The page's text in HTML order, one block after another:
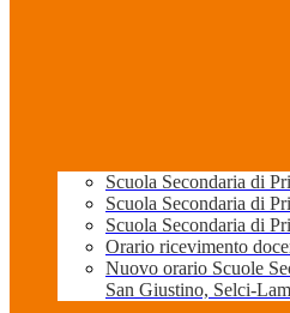
Scuola Secondaria di
Scuola Secondaria di
Scuola Secondaria di
Orario ricevimento
Nuovo orario Scuole
San Giustino, Selci-